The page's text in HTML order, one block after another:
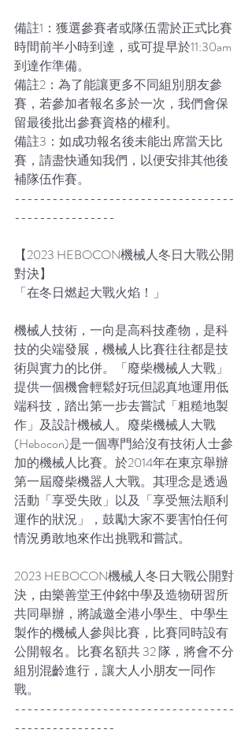
備註1：獲選參賽者或隊伍需於正式比賽
時間前半小時到達，或可提早於11:30am
到達作準備。
備註2：為了能讓更多不同組別朋友參
賽，若參加者報名多於一次，我們會保
留最後批出參賽資格的權利。
備註3：如成功報名後未能出席當天比
賽，請盡快通知我們，以便安排其他後
補隊伍作賽。
-----------------------------------
----------------
【2023 HEBOCON機械人冬日大戰公開
對決】
「在冬日燃起大戰火焰！」
機械人技術，一向是高科技產物，是科
技的尖端發展，機械人比賽往往都是技
術與實力的比併。「廢柴機械人大戰」
提供一個機會輕鬆好玩但認真地運用低
端科技，踏出第一步去嘗試「粗糙地製
作」及設計機械人。廢柴機械人大戰
(Hebocon)是一個專門給沒有技術人士參
加的機械人比賽。於2014年在東京舉辦
第一屆廢柴機器人大戰。其理念是透過
活動「享受失敗」以及「享受無法順利
運作的狀況」，鼓勵大家不要害怕任何
情況勇敢地來作出挑戰和嘗試。
2023 HEBOCON機械人冬日大戰公開對
決，由樂善堂王仲銘中學及造物研習所
共同舉辦，將誠邀全港小學生、中學生
製作的機械人參與比賽，比賽同時設有
公開報名。比賽名額共 32 隊，將會不分
組別混齡進行，讓大人小朋友一同作
戰。
-----------------------------------
----------------